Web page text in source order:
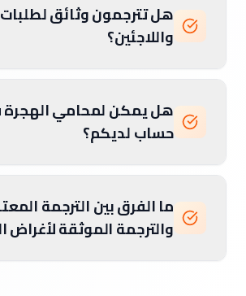
هل تترجمون وثائق
واللاجئين؟
هل يمكن لمحامي الهجرة
حساب لديكم؟
ما الفرق بين الترجمة
والترجمة الموثقة لأغراض